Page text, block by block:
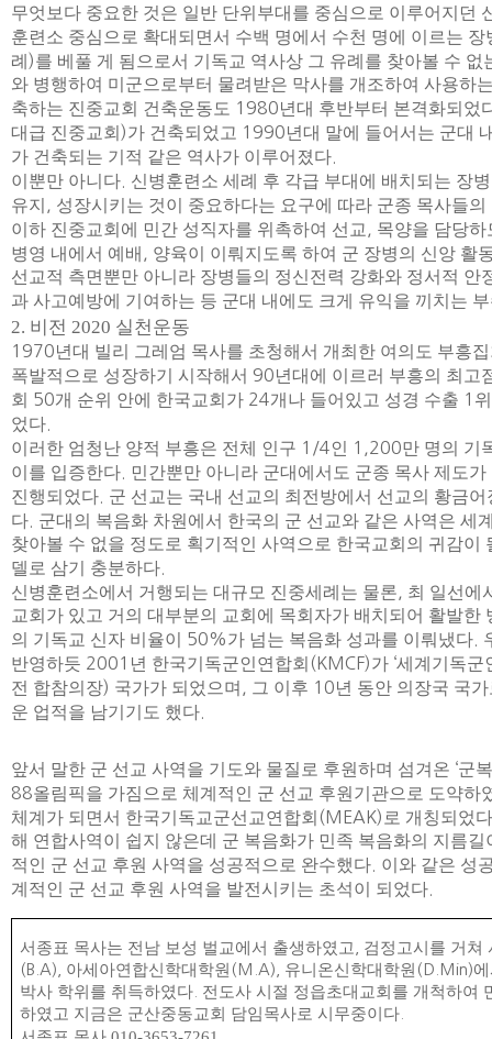
무엇보다 중요한 것은 일반 단위부대를 중심으로 이루어지던
훈련소 중심으로 확대되면서 수백 명에서 수천 명에 이르는
례 )를 베풀 게 됨으로서 기독교 역사상 그 유례를 찾아볼 수
와 병행하여 미군으로부터 물려받은 막사를 개조하여 사용하
축하는 진중교회 건축운동도 1980년대 후반부터 본격화되었
대급 진중교회 )가 건축되었고 1990년대 말에 들어서는 군대
가 건축되는 기적 같은 역사가 이루어졌다
이뿐만 아니다 신병훈련소 세례 후 각급 부대에 배치되는 장
유지
성장시키는 것이 중요하다는 요구에 따라 군종 목사들
이하 진중교회에 민간 성직자를 위촉하여 선교
목양을 담당
병영 내에서 예배
양육이 이뤄지도록 하여 군 장병의 신앙 활
선교적 측면뿐만 아니라 장병들의 정신전력 강화와 정서적 안
과 사고예방에 기여하는 등 군대 내에도 크게 유익을 끼치는
2. 비전 2020 실천운동
1970년대 빌리 그레엄 목사를 초청해서 개최한 여의도 부흥
폭발적으로 성장하기 시작해서 90년대에 이르러 부흥의 최고
회 50개 순위 안에 한국교회가 24개나 들어있고 성경 수출 1
었다
이러한 엄청난 양적 부흥은 전체 인구 1/4인 1,200만 명의 기
이를 입증한다
민간뿐만 아니라 군대에서도 군종 목사 제도
진행되었다 군 선교는 국내 선교의 최전방에서 선교의 황금
다 군대의 복음화 차원에서 한국의 군 선교와 같은 사역은 세
찾아볼 수 없을 정도로 획기적인 사역으로 한국교회의 귀감이
델로 삼기 충분하다
신병훈련소에서 거행되는 대규모 진중세례는 물론
최 일선에
교회가 있고 거의 대부분의 교회에 목회자가 배치되어 활발한
의 기독교 신자 비율이 50%가 넘는 복음화 성과를 이뤄냈다
반영하듯 2001 년 한국기독군인연합회 (KMCF)가 ‘세계기독군
전 합참의장) 국가가 되었으며 그 이후 10년 동안 의장국 국
운 업적을 남기기도 했다
앞서 말한 군 선교 사역을 기도와 물질로 후원하며 섬겨온 ‘군
88올림픽을 가짐으로 체계적인 군 선교 후원기관으로 도약하
체계가 되면서 한국기독교군선교연합회 (MEAK) 로 개칭되었다
해 연합사역이 쉽지 않은데 군 복음화가 민족 복음화의 지름
적인 군 선교 후원 사역을 성공적으로 완수했다 이와 같은 성
계적인 군 선교 후원 사역을 발전시키는 초석이 되었다
서종표 목사는 전남 보성 벌교에서 출생하였고 검정고시를 거쳐
(B.A), 아세아연합신학대학원 (M.A), 유니온신학대학원 (D.Min)
박사 학위를 취득하였다. 전도사 시절 정읍초대교회를 개척하여
하였고 지금은 군산중동교회 담임목사로 시무중이다.